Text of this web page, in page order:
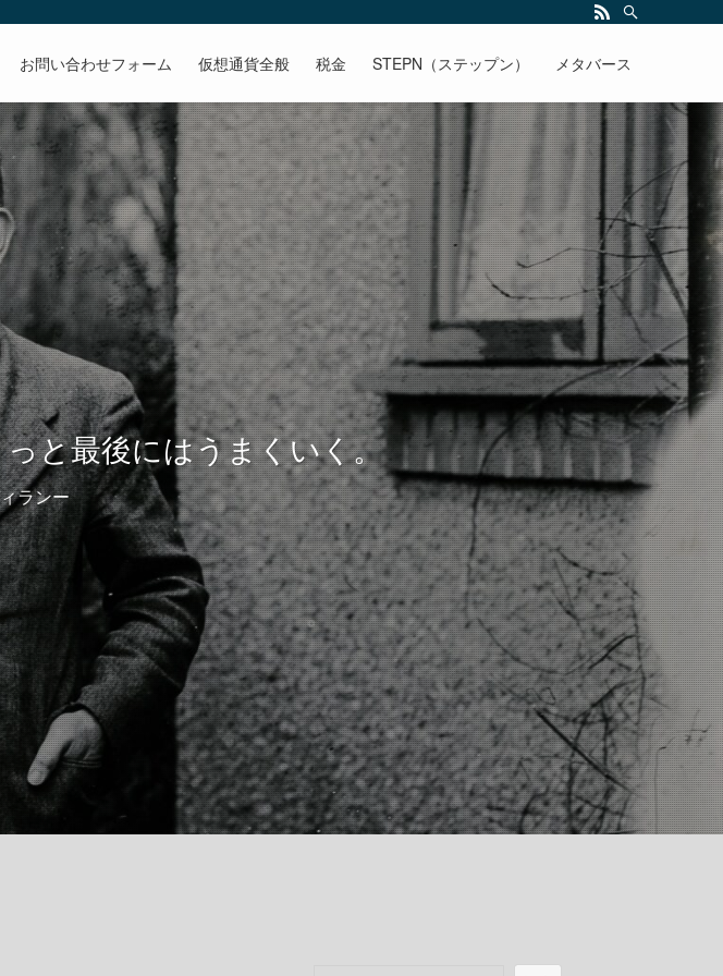
お問い合わせフォーム 仮想通貨全般 税金 STEPN（ステップン） メタバース
と最後にはうまくいく。
ランー